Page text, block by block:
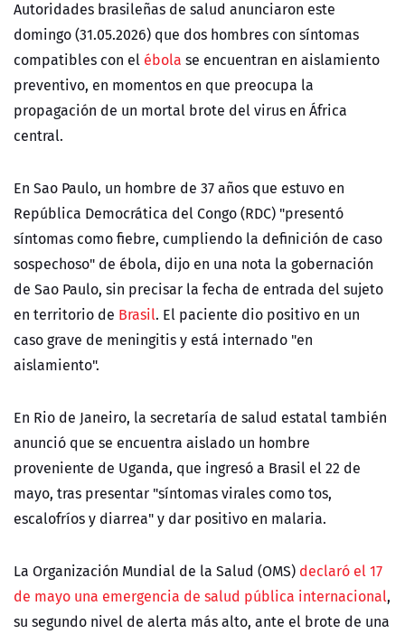
Autoridades brasileñas de salud anunciaron este
domingo (31.05.2026) que dos hombres con síntomas
compatibles con el ébola se encuentran en aislamiento
preventivo, en momentos en que preocupa la
propagación de un mortal brote del virus en África
central.
En Sao Paulo, un hombre de 37 años que estuvo en
República Democrática del Congo (RDC) "presentó
síntomas como fiebre, cumpliendo la definición de caso
sospechoso" de ébola, dijo en una nota la gobernación
de Sao Paulo, sin precisar la fecha de entrada del sujeto
en territorio de Brasil. El paciente dio positivo en un
caso grave de meningitis y está internado "en
aislamiento".
En Rio de Janeiro, la secretaría de salud estatal también
anunció que se encuentra aislado un hombre
proveniente de Uganda, que ingresó a Brasil el 22 de
mayo, tras presentar "síntomas virales como tos,
escalofríos y diarrea" y dar positivo en malaria.
La Organización Mundial de la Salud (OMS) declaró el 17
de mayo una emergencia de salud pública internacional,
su segundo nivel de alerta más alto, ante el brote de una